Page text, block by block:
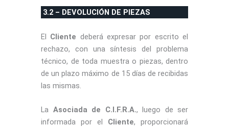
3.2 – DEVOLUCIÓN DE PIEZAS
El Cliente deberá expresar por escrito el
rechazo, con una síntesis del problema
técnico, de toda muestra o piezas, dentro
de un plazo máximo de 15 días de recibidas
las mismas.
La Asociada de C.I.F.R.A., luego de ser
informada por el Cliente, proporcionará